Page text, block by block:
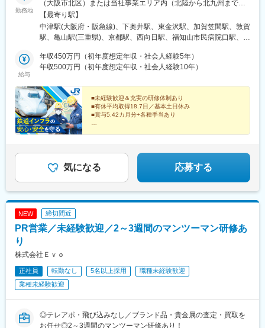
・伝票整理
・日次、月次報告資料の作成・報告
・銀行口座の管理、前受金の管理と伝票作成。
・カード、GIFT券、各種利用券の精算業務、領収証、請求書の作
成、売掛回
収。
の手配）
（4）業務支配人
・業務の管理／統括
・各部門支配人同士の折衝／調整
■当社について：
当社はプライム市場上場、会員制リゾートホテル業界のリーディ
ングカンパニーです。ホテル業界の中で業績を伸ばしている数少
ない企業のひとつであり、業績好調を背景として、海外新規事業
やM＆Aなど業務拡大を続けています。今後も主要事業を活かし
て、海外事業や新規事業とともに会社も成長を続けていきます。
勤務地
（大阪市北区）または当社事業エリア内（北陸から北九州まで）
の各支社※可能な限り希望に沿う配属をいたします【北陸エリア】
富山県（富山市）石川県（金沢市、白山市）福井県（敦賀市）
【近畿エリア】京都府（京都市、向日市、福知山市）大阪府（大
良県（奈良市）三重県（亀山市）和歌山県（和歌山市、田辺市）
【中国エリア】鳥取県（鳥取市、米子市）島根県（出雲市）岡山
エリア】福岡県（那珂川市)＜本社＞〒530-8341大阪府大阪市北
区芝田2-4-24（各線「大阪」駅より徒歩7分）※受動喫煙対策：敷
地内喫煙可能場所あり
【最寄り駅】
中津駅(大阪府・阪急線)、下奥井駅、東金沢駅、加賀笠間駅、敦賀
駅、亀山駅(三重県)、京都駅、西向日駅、福知山市民病院口駅、森
駅、吹田駅(東海道本線)、高槻市駅、高井田中央駅、日根野駅、林
崎松江海岸駅、豊岡駅(兵庫県)、姫路駅、太市駅、網干駅、厄神
富士見町駅(鳥取県)、米子駅、浜田駅、出雲神西駅、大安寺駅、北
長瀬駅、岡山駅、矢賀駅、天神川駅、新山口駅、幡生駅、下関
駅、博多南駅、大阪梅田駅(阪急線)、大阪城公園駅、大阪阿部野橋
駅、梅田駅(地下鉄)、大阪ビジネスパーク駅、鳳駅、山陽姫路駅、
王寺駅、後藤駅、岡山駅前駅、中津駅(地下鉄)、天王寺駅前駅、大
給与
年収450万円（初年度想定年収・社会人経験5年）
年収500万円（初年度想定年収・社会人経験10年）
■未経験歓迎＆充実の研修体制あり
■有休平均取得18.7日／基本土日休み
■賞与5.42カ月分+各種手当あり
気になる 応募する
NEW 締切間近
PR営業／未経験歓迎／2～3週間のマンツーマン研修あ
り
株式会社Ｅｖｏ
正社員 転勤なし 5名以上採用
職種未経験歓迎
業種未経験歓迎
◎テレアポ・飛び込みなし／ブランド品・貴金属の査定・買取を
お任せ◎2～3週間のマンツーマン研修あり！